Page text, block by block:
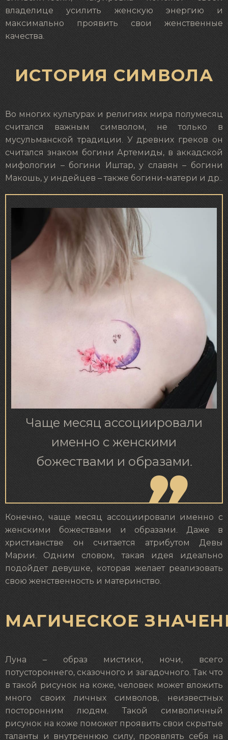
владелице усилить женскую энергию и
максимально проявить свои женственные
качества.
ИСТОРИЯ СИМВОЛА
Во многих культурах и религиях мира полумесяц
считался важным символом, не только в
мусульманской традиции. У древних греков он
считался знаком богини Артемиды, в аккадской
мифологии – богини Иштар, у славян – богини
Макошь, у индейцев – также богини-матери и др..
Чаще месяц ассоциировали
именно с женскими
божествами и образами.
Конечно, чаще месяц ассоциировали именно с
женскими божествами и образами. Даже в
христианстве он считается атрибутом Девы
Марии. Одним словом, такая идея идеально
подойдет девушке, которая желает реализовать
свою женственность и материнство.
МАГИЧЕСКОЕ
Луна – образ мистики, ночи, всего
потустороннего, сказочного и загадочного. Так что
в такой рисунок на коже, человек может вложить
много своих личных символов, неизвестных
посторонним людям. Такой символичный
рисунок на коже поможет проявить свои скрытые
таланты и внутреннюю силу, проявлять себя на